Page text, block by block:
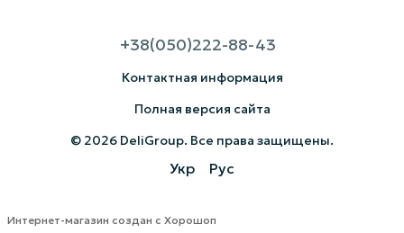
+38(050)222-88-43
Контактная информация
Полная версия сайта
© 2026 DeliGroup. Все права защищены.
Укр Рус
Интернет-магазин создан с Хорошоп